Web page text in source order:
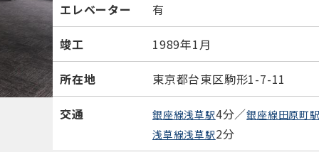
エレベーター 有
竣工 1989年1月
所在地 東京都台東区駒形1-7-11
交通 銀座線浅草駅4分／銀座線田原町
浅草線浅草駅2分